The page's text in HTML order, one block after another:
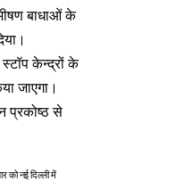
बाधाओं के
केन्‍द्रों के
जाएगा।
प्रकोष्‍ठ से
को नई दिल्ली में